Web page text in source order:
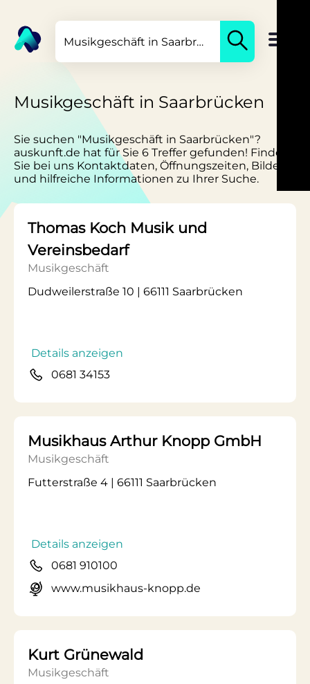
Musikgeschäft in Saarbrücken
Sie suchen "Musikgeschäft in Saarbrücken"?
auskunft.de hat für Sie 6 Treffer gefunden! Finden
Sie bei uns Kontaktdaten, Öffnungszeiten, Bilder
und hilfreiche Informationen zu Ihrer Suche.
Thomas Koch Musik und
Vereinsbedarf
Musikgeschäft
Dudweilerstraße 10 | 66111 Saarbrücken
Details anzeigen
0681 34153
Musikhaus Arthur Knopp GmbH
Musikgeschäft
Futterstraße 4 | 66111 Saarbrücken
Details anzeigen
0681 910100
www.musikhaus-knopp.de
Kurt Grünewald
Musikgeschäft